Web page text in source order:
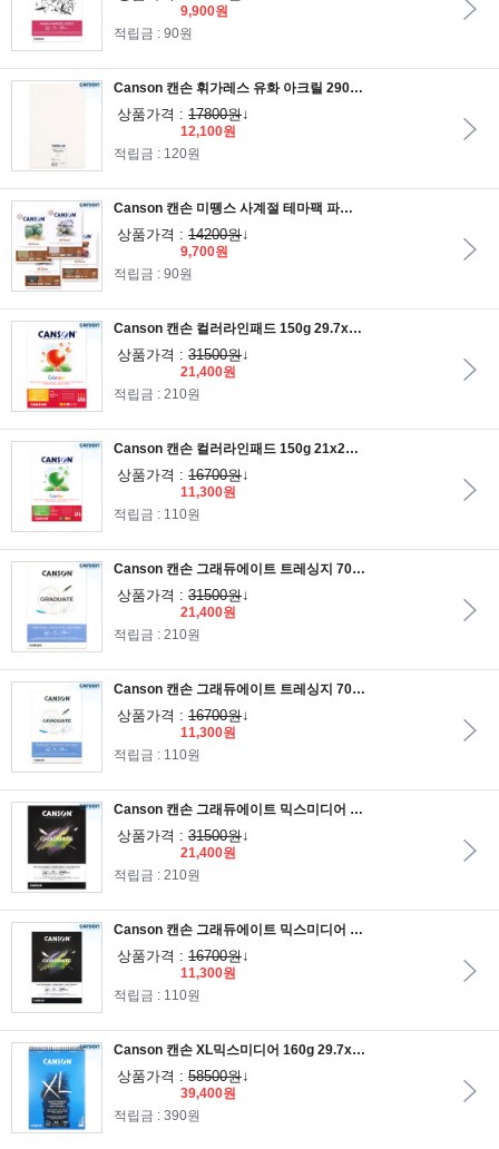
9,900원
적립금 : 90원
Canson 캔손 휘가레스 유화 아크릴 290g 50x32.5cm 5매 낱장팩
상품가격 : 17800원↓
12,100원
적립금 : 120원
Canson 캔손 미뗑스 사계절 테마팩 파스텔용지 160g 18.2x25.7cm 20매 낱장팩/B5낱장팩
상품가격 : 14200원↓
9,700원
적립금 : 90원
Canson 캔손 컬러라인패드 150g 29.7x42cm 25매 1면제본_A3드로잉패드/A3스케치북/A4크로키북
상품가격 : 31500원↓
21,400원
적립금 : 210원
Canson 캔손 컬러라인패드 150g 21x29.7cm 25매 1면제본_A4드로잉패드/A4스케치북/A4크로키북
상품가격 : 16700원↓
11,300원
적립금 : 110원
Canson 캔손 그래듀에이트 트레싱지 70g 29.7x42cm 40매 1면제본/A3스케치북/드로잉지/캘리그라피/도면용지
상품가격 : 31500원↓
21,400원
적립금 : 210원
Canson 캔손 그래듀에이트 트레싱지 70g 21x29.7cm 40매 1면제본/A4스케치북/드로잉지/캘리그라피/도면용지
상품가격 : 16700원↓
11,300원
적립금 : 110원
Canson 캔손 그래듀에이트 믹스미디어 블랙 240g 29.7x42cm 20매 1면제본_블랙미술용지/A3스케치북/과슈 색연필사용
상품가격 : 31500원↓
21,400원
적립금 : 210원
Canson 캔손 그래듀에이트 믹스미디어 블랙 240g 21x29.7cm 20매 1면제본_블랙미술용지/A4스케치북/과슈 색연필사용
상품가격 : 16700원↓
11,300원
적립금 : 110원
Canson 캔손 XL믹스미디어 160g 29.7x42cm 50매 스프링패드_연필 색연필 과슈 오일파스텔 수채화 아크릴화/A3스케치북
상품가격 : 58500원↓
39,400원
적립금 : 390원